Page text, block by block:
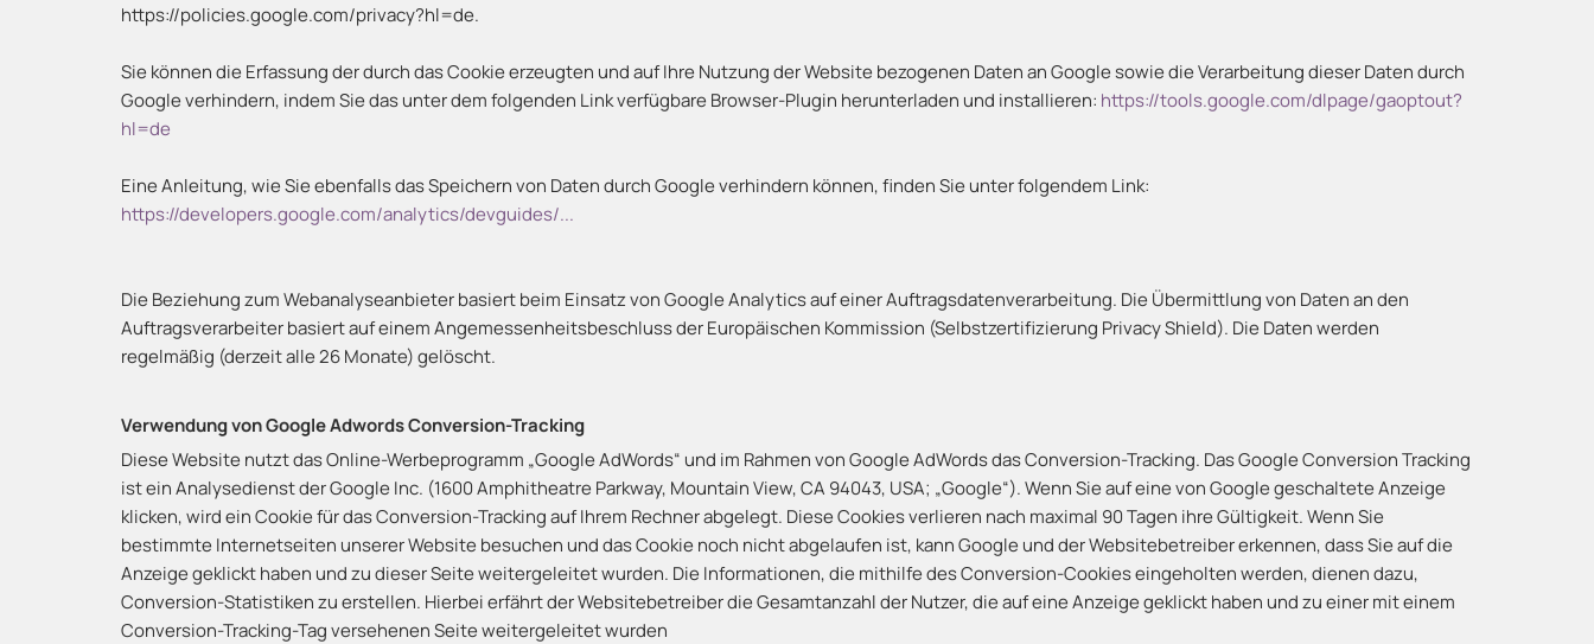
https://policies.google.com/privacy?hl=de.
Sie können die Erfassung der durch das Cookie erzeugten und auf Ihre Nutzung der Website bezogenen Daten an Google sowie die Verarbeitung dieser Daten durch
Google verhindern, indem Sie das unter dem folgenden Link verfügbare Browser-Plugin herunterladen und installieren: https://tools.google.com/dlpage/gaoptout?
hl=de
Eine Anleitung, wie Sie ebenfalls das Speichern von Daten durch Google verhindern können, finden Sie unter folgendem Link:
https://developers.google.com/analytics/devguides/...
Die Beziehung zum Webanalyseanbieter basiert beim Einsatz von Google Analytics auf einer Auftragsdatenverarbeitung. Die Übermittlung von Daten an den
Auftragsverarbeiter basiert auf einem Angemessenheitsbeschluss der Europäischen Kommission (Selbstzertifizierung Privacy Shield). Die Daten werden
regelmäßig (derzeit alle 26 Monate) gelöscht.
Verwendung von Google Adwords Conversion-Tracking
Diese Website nutzt das Online-Werbeprogramm „Google AdWords“ und im Rahmen von Google AdWords das Conversion-Tracking. Das Google Conversion Tracking
ist ein Analysedienst der Google Inc. (1600 Amphitheatre Parkway, Mountain View, CA 94043, USA; „Google“). Wenn Sie auf eine von Google geschaltete Anzeige
klicken, wird ein Cookie für das Conversion-Tracking auf Ihrem Rechner abgelegt. Diese Cookies verlieren nach maximal 90 Tagen ihre Gültigkeit. Wenn Sie
bestimmte Internetseiten unserer Website besuchen und das Cookie noch nicht abgelaufen ist, kann Google und der Websitebetreiber erkennen, dass Sie auf die
Anzeige geklickt haben und zu dieser Seite weitergeleitet wurden. Die Informationen, die mithilfe des Conversion-Cookies eingeholten werden, dienen dazu,
Conversion-Statistiken zu erstellen. Hierbei erfährt der Websitebetreiber die Gesamtanzahl der Nutzer, die auf eine Anzeige geklickt haben und zu einer mit einem
Conversion-Tracking-Tag versehenen Seite weitergeleitet wurden